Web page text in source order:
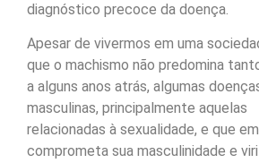
diagnóstico precoce da doença.
Apesar de vivermos em uma
que o machismo não predomina
a alguns anos atrás, algumas
masculinas, principalmente aquelas
relacionadas à sexualidade, e que
comprometa sua masculinidade e